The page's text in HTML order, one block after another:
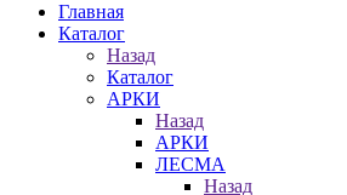
Главная
Каталог
Назад
Каталог
АРКИ
Назад
АРКИ
ЛЕСМА
Назад